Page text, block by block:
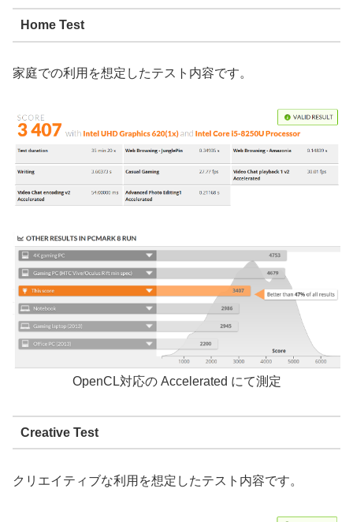
Home Test
家庭での利用を想定したテスト内容です。
OpenCL対応の Accelerated にて測定
Creative Test
クリエイティブな利用を想定したテスト内容です。